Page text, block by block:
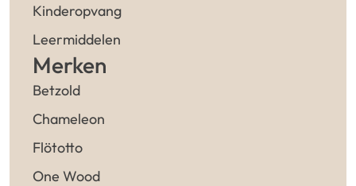
Kinderopvang
Leermiddelen
Merken
Betzold
Chameleon
Flötotto
One Wood